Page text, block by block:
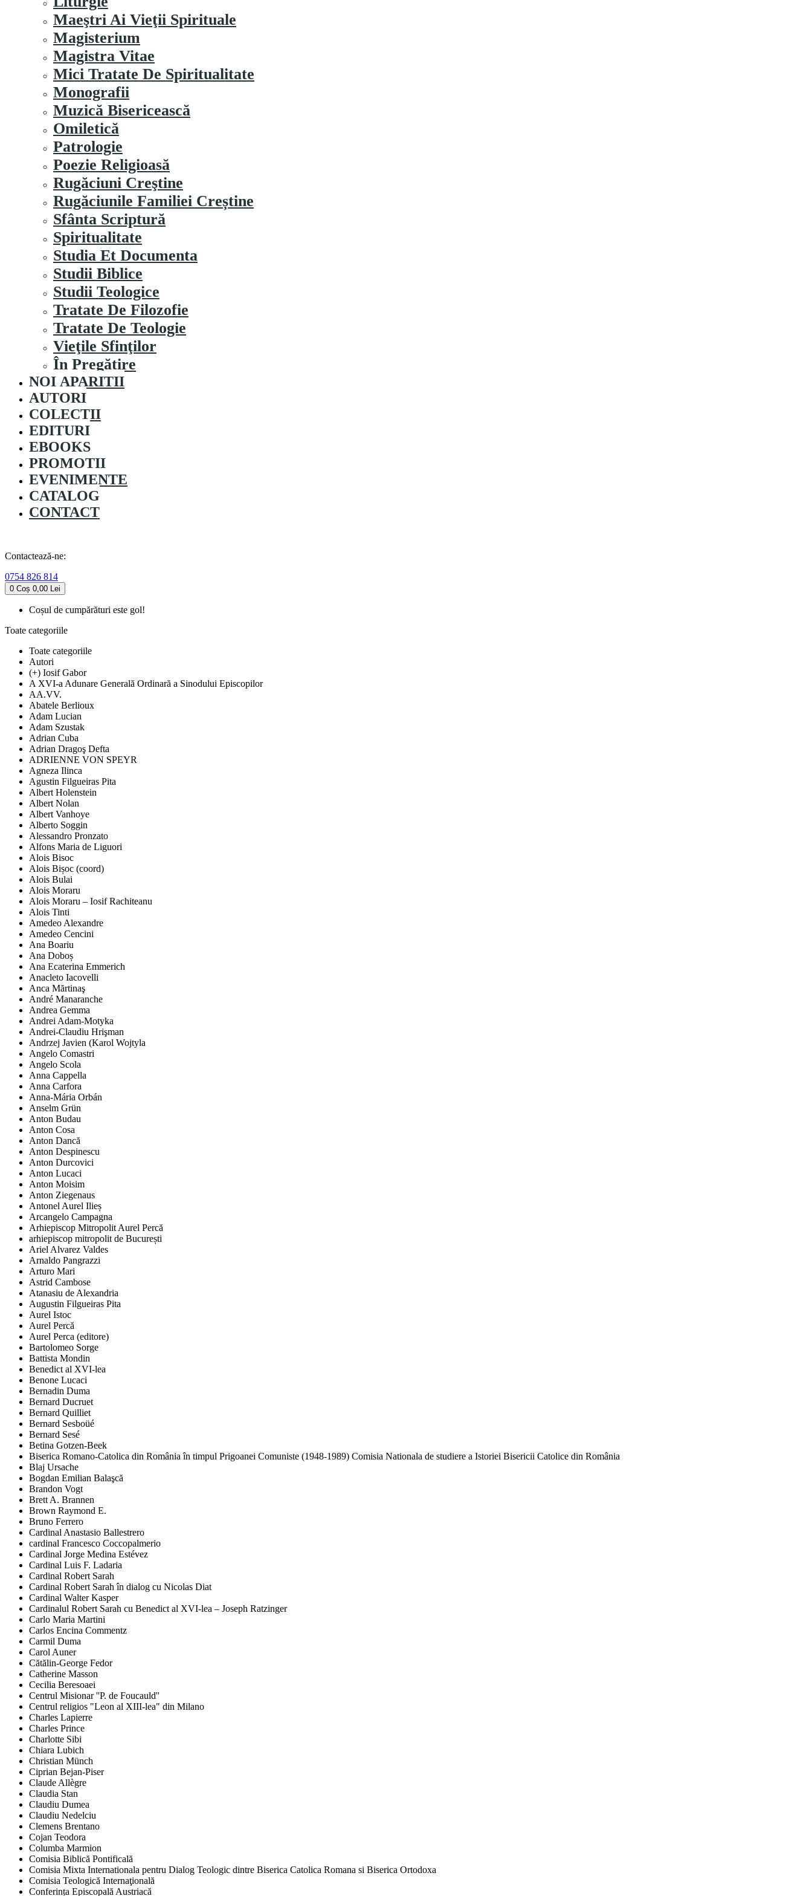
Maeştri Ai Vieţii Spirituale
Magisterium
Magistra Vitae
Mici Tratate De Spiritualitate
Monografii
Muzică Bisericească
Omiletică
Patrologie
Poezie Religioasă
Rugăciuni Creştine
Rugăciunile Familiei Creștine
Sfânta Scriptură
Spiritualitate
Studia Et Documenta
Studii Biblice
Studii Teologice
Tratate De Filozofie
Tratate De Teologie
Vieţile Sfinţilor
În Pregătire
NOI APARITII
AUTORI
COLECȚII
EDITURI
EBOOKS
PROMOȚII
EVENIMENTE
CATALOG
CONTACT
Contactează-ne:
0754 826 814
0 Coș 0,00 Lei
Coșul de cumpărături este gol!
Toate categoriile
Toate categoriile
Autori
(+) Iosif Gabor
A XVI-a Adunare Generală Ordinară a Sinodului Episcopilor
AA.VV.
Abatele Berlioux
Adam Lucian
Adam Szustak
Adrian Cuba
Adrian Dragoş Defta
ADRIENNE VON SPEYR
Agneza Ilinca
Agustin Filgueiras Pita
Albert Holenstein
Albert Nolan
Albert Vanhoye
Alberto Soggin
Alessandro Pronzato
Alfons Maria de Liguori
Alois Bisoc
Alois Bișoc (coord)
Alois Bulai
Alois Moraru
Alois Moraru – Iosif Rachiteanu
Alois Tinti
Amedeo Alexandre
Amedeo Cencini
Ana Boariu
Ana Doboș
Ana Ecaterina Emmerich
Anacleto Iacovelli
Anca Mărtinaş
André Manaranche
Andrea Gemma
Andrei Adam-Motyka
Andrei-Claudiu Hrişman
Andrzej Javien (Karol Wojtyla
Angelo Comastri
Angelo Scola
Anna Cappella
Anna Carfora
Anna-Mária Orbán
Anselm Grün
Anton Budau
Anton Cosa
Anton Dancă
Anton Despinescu
Anton Durcovici
Anton Lucaci
Anton Moisim
Anton Ziegenaus
Antonel Aurel Ilieș
Arcangelo Campagna
Arhiepiscop Mitropolit Aurel Percă
arhiepiscop mitropolit de București
Ariel Alvarez Valdes
Arnaldo Pangrazzi
Arturo Mari
Astrid Cambose
Atanasiu de Alexandria
Augustin Filgueiras Pita
Aurel Istoc
Aurel Percă
Aurel Perca (editore)
Bartolomeo Sorge
Battista Mondin
Benedict al XVI-lea
Benone Lucaci
Bernadin Duma
Bernard Ducruet
Bernard Quilliet
Bernard Sesboüé
Bernard Sesé
Betina Gotzen-Beek
Biserica Romano-Catolica din România în timpul Prigoanei Comuniste (1948-1989) Comisia Nationala de studiere a Istoriei Bisericii Catolice din România
Blaj Ursache
Bogdan Emilian Balaşcă
Brandon Vogt
Brett A. Brannen
Brown Raymond E.
Bruno Ferrero
Cardinal Anastasio Ballestrero
cardinal Francesco Coccopalmerio
Cardinal Jorge Medina Estévez
Cardinal Luis F. Ladaria
Cardinal Robert Sarah
Cardinal Robert Sarah în dialog cu Nicolas Diat
Cardinal Walter Kasper
Cardinalul Robert Sarah cu Benedict al XVI-lea – Joseph Ratzinger
Carlo Maria Martini
Carlos Encina Commentz
Carmil Duma
Carol Auner
Cătălin-George Fedor
Catherine Masson
Cecilia Beresoaei
Centrul Misionar ''P. de Foucauld''
Centrul religios "Leon al XIII-lea" din Milano
Charles Lapierre
Charles Prince
Charlotte Sibi
Chiara Lubich
Christian Münch
Ciprian Bejan-Piser
Claude Allègre
Claudia Stan
Claudiu Dumea
Claudiu Nedelciu
Clemens Brentano
Cojan Teodora
Columba Marmion
Comisia Biblică Pontificală
Comisia Mixta Internationala pentru Dialog Teologic dintre Biserica Catolica Romana si Biserica Ortodoxa
Comisia Teologică Internaţională
Conferința Episcopală Austriacă